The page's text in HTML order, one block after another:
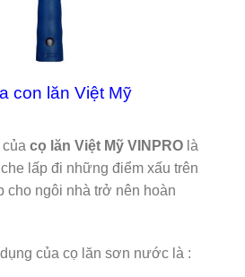
con lăn Việt Mỹ
cọ lăn Việt Mỹ VINPRO là
lấp đi những điểm xấu trên
cho ngôi nhà trở nên hoàn
của cọ lăn sơn nước là :